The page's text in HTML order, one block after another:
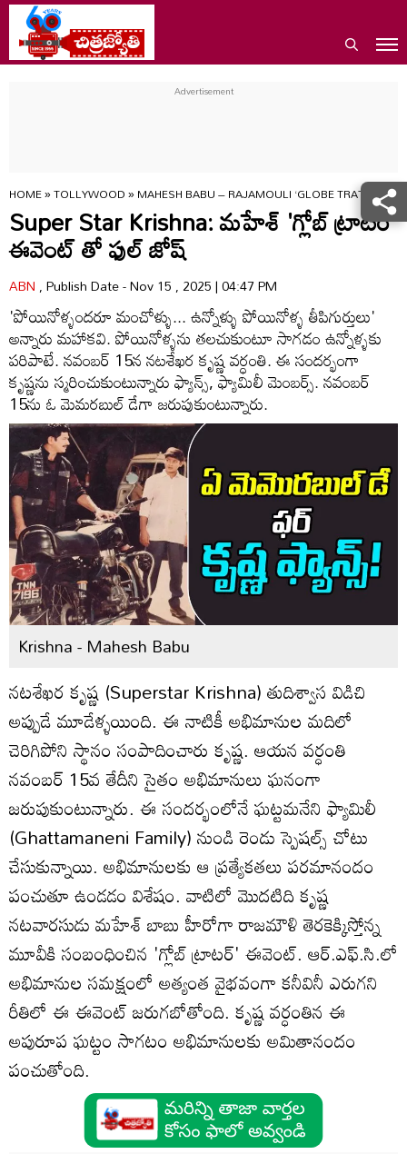
HOME»TOLLYWOOD»MAHESH BABU – RAJAMOULI ‘GLOBE TRATTER’
Super Star Krishna: మహేశ్ 'గ్లోబ్ ట్రాటర్'
ఈవెంట్ తో ఫుల్ జోష్
ABN, Publish Date - Nov 15 , 2025 | 04:47 PM
'పోయినోళ్ళందరూ మంచోళ్ళు... ఉన్నోళ్ళు పోయినోళ్ళ తీపిగుర్తులు'
అన్నారు మహాకవి. పోయినోళ్ళను తలచుకుంటూ సాగడం ఉన్నోళ్ళకు
పరిపాటే. నవంబర్ 15న నటశేఖర కృష్ణ వర్ధంతి. ఈ సందర్భంగా
కృష్ణను స్మరించుకుంటున్నారు ఫ్యాన్స్, ఫ్యామిలీ మెంబర్స్. నవంబర్
15ను ఓ మెమరబుల్ డేగా జరుపుకుంటున్నారు.
Krishna - Mahesh Babu
నటశేఖర కృష్ణ (Superstar Krishna) తుదిశ్వాస విడిచి
అప్పుడే మూడేళ్ళయింది. ఈ నాటికీ అభిమానుల మదిలో
చెరిగిపోని స్థానం సంపాదించారు కృష్ణ. ఆయన వర్ధంతి
నవంబర్ 15వ తేదీని సైతం అభిమానులు ఘనంగా
జరుపుకుంటున్నారు. ఈ సందర్భంలోనే ఘట్టమనేని ఫ్యామిలీ
(Ghattamaneni Family) నుండి రెండు స్పెషల్స్ చోటు
చేసుకున్నాయి. అభిమానులకు ఆ ప్రత్యేకతలు పరమానందం
పంచుతూ ఉండడం విశేషం. వాటిలో మొదటిది కృష్ణ
నటవారసుడు మహేశ్ బాబు హీరోగా రాజమౌళి తెరకెక్కిస్తోన్న
మూవీకి సంబంధించిన 'గ్లోబ్ ట్రాటర్' ఈవెంట్. ఆర్.ఎఫ్.సి.లో
అభిమానుల సమక్షంలో అత్యంత వైభవంగా కనీవినీ ఎరుగని
రీతిలో ఈ ఈవెంట్ జరుగబోతోంది. కృష్ణ వర్ధంతిన ఈ
అపురూప ఘట్టం సాగటం అభిమానులకు అమితానందం
పంచుతోంది.